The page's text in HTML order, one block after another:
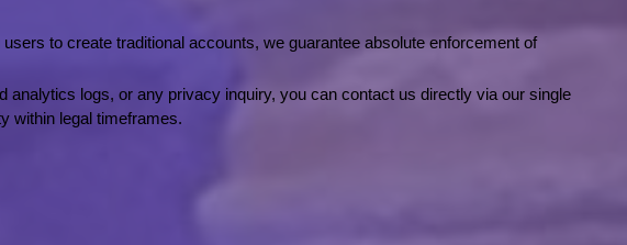
to create traditional accounts, we guarantee absolute enforcement of
logs, or any privacy inquiry, you can contact us directly via our single
within legal timeframes.